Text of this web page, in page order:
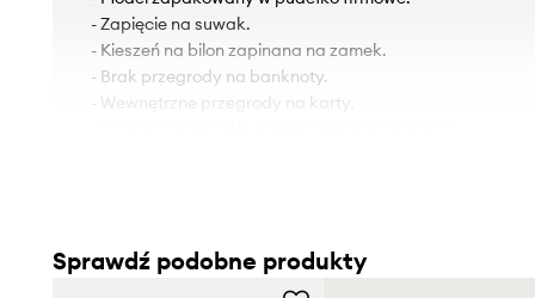
- Zapięcie na suwak.
- Kieszeń na bilon zapinana na zamek.
- Brak przegrody na banknoty.
- Wewnętrzne przegrody na karty.
Sprawdź podobne produkty